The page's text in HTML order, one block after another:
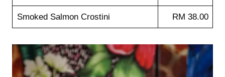
Smoked Salmon Crostini RM 38.00